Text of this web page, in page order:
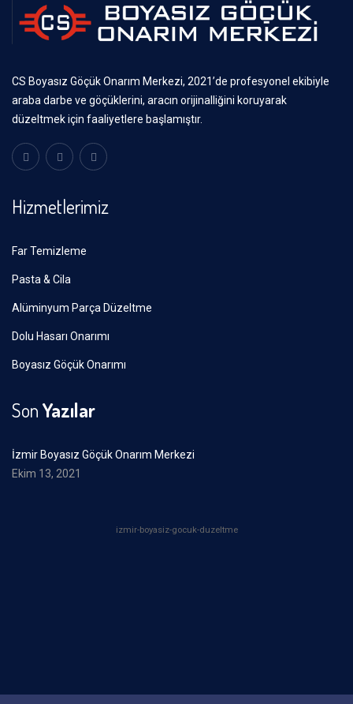
CS Boyasız Göçük Onarım Merkezi, 2021’de profesyonel ekibiyle
araba darbe ve göçüklerini, aracın orijinalliğini koruyarak
düzeltmek için faaliyetlere başlamıştır.
Hizmetlerimiz
Far Temizleme
Pasta & Cila
Alüminyum Parça Düzeltme
Dolu Hasarı Onarımı
Boyasız Göçük Onarımı
SonYazılar
İzmir Boyasız Göçük Onarım Merkezi
Ekim 13, 2021
izmir-boyasiz-gocuk-duzeltme